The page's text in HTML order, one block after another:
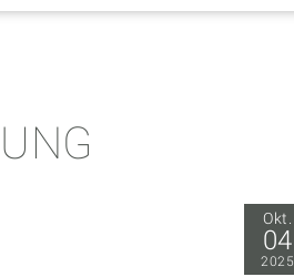
Okt.
04
2025
Viktor Gernot – Songs & Stories